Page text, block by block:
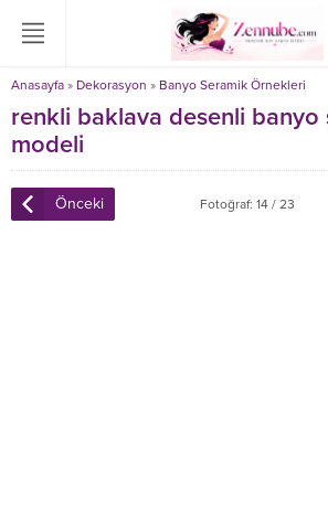
Anasayfa » Dekorasyon » Banyo Seramik Örnekleri
renkli baklava desenli banyo
modeli
Önceki Fotoğraf: 14 / 23